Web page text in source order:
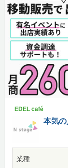
EDEL café
本気
業種